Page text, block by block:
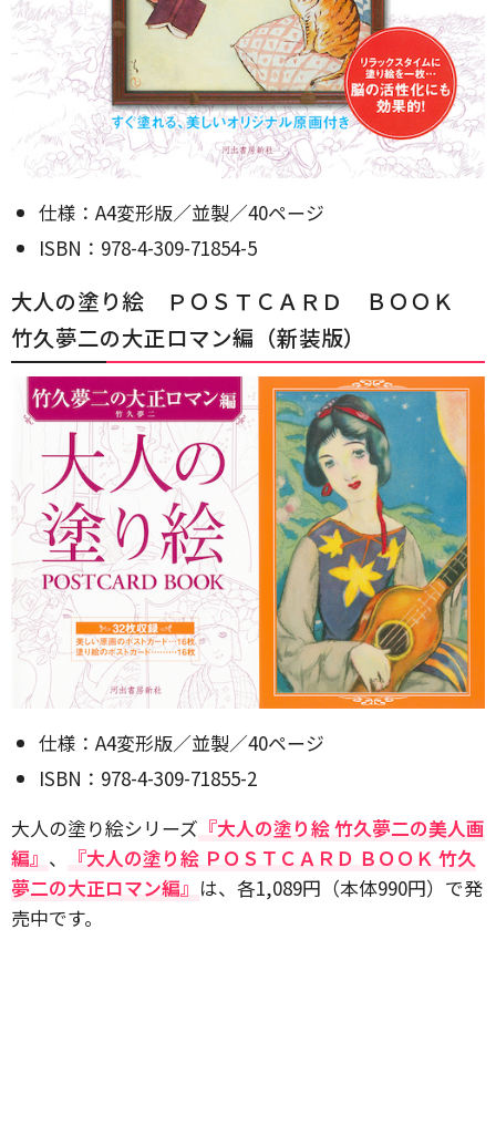
仕様：A4変形版／並製／40ページ
ISBN：978-4-309-71854-5
大人の塗り絵 ＰＯＳＴＣＡＲＤ ＢＯＯＫ
竹久夢二の大正ロマン編（新装版）
仕様：A4変形版／並製／40ページ
ISBN：978-4-309-71855-2
大人の塗り絵シリーズ 『大人の塗り絵 竹久夢二の美人画
編』 、
『大人の塗り絵 ＰＯＳＴＣＡＲＤ ＢＯＯＫ 竹久
夢二の大正ロマン編』 は、各1,089円（本体990円）で発
売中です。